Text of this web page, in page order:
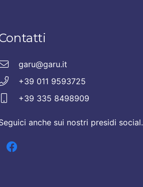
garu@garu.it
+39 011 9593725
+39 335 8498909
anche sui nostri presidi social.